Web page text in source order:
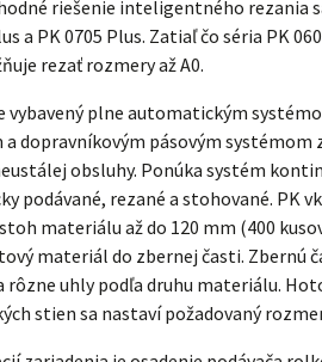
riešenie inteligentného rezania
a PK 0705 Plus. Zatiaľ čo séria PK
rezať rozmery až A0.
vybavený plne automatickým
a dopravníkovým pásovým
obsluhy. Ponúka systém
podávané, rezané a stohované. PK
materiálu až do 120 mm (400
materiál do zbernej časti. Zbernú
rôzne uhly podľa druhu materiálu.
stien sa nastaví požadovaný